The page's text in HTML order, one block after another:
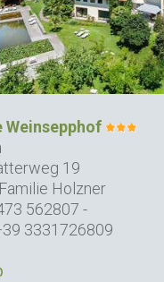
Weinsepphof
19
Familie Holzner
562807 -
3331726809